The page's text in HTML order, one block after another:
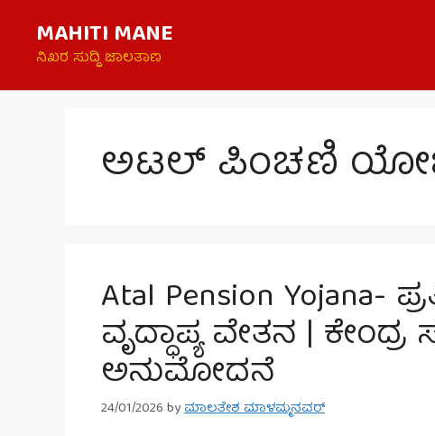
content
MAHITI MANE
ನಿಖರ ಸುದ್ದಿ ಜಾಲತಾಣ
ಅಟಲ್ ಪಿಂಚಣಿ
Atal Pension Yojana-
ವೃದ್ಧಾಪ್ಯ ವೇತನ |
ಅನುಮೋದನೆ
24/01/2026byಮಾಲತೇಶ ಮಾಳಮ್ಮನವರ್